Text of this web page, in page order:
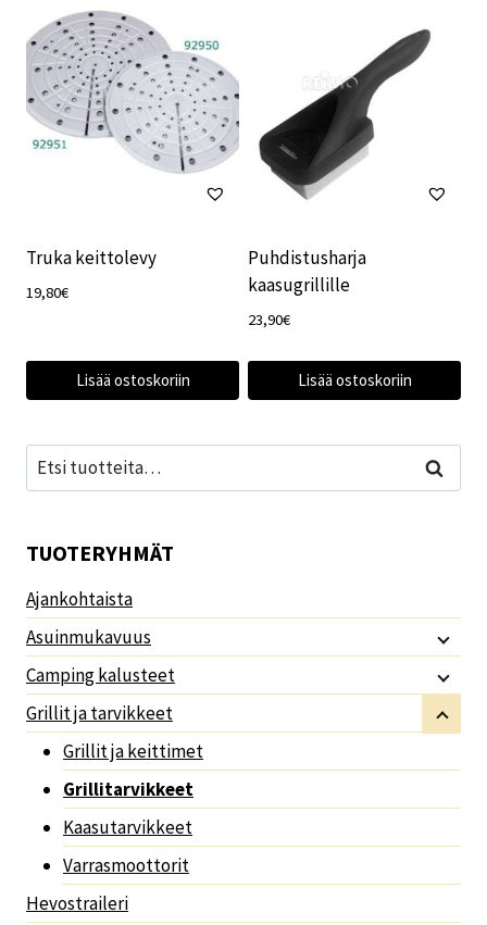
Truka keittolevy
19,80€
Lisää ostoskoriin
Puhdistusharja
kaasugrillille
23,90€
Lisää ostoskoriin
Etsi: Haku
TUOTERYHMÄT
Ajankohtaista
Asuinmukavuus
Camping kalusteet
Grillit ja tarvikkeet
Grillit ja keittimet
Grillitarvikkeet
Kaasutarvikkeet
Varrasmoottorit
Hevostraileri